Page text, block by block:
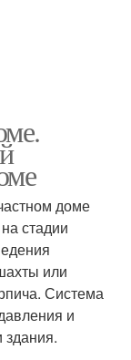
доме
стадии
или
Система
и
здания.